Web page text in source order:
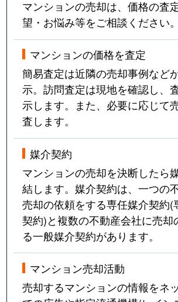
マンションの売却は、価格の査
望・お悩み等をご相談ください。
マンションの価格を査定
簡易査定は近隣の売却事例など
示。訪問査定は現地を確認し、
示します。また、必要に応じて
査します。
媒介契約
マンションの売却を決断したら
結します。媒介契約は、一つの
売却の依頼をする専任媒介契約(
契約)と複数の不動産会社に売却
る一般媒介契約があります。
マンション売却活動
売却するマンションの情報をネ